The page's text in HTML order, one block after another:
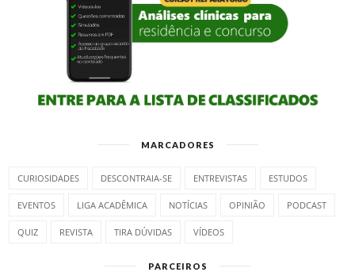
MARCADORES
CURIOSIDADES DESCONTRAIA-SE ENTREVISTAS ESTUDOS
EVENTOS LIGA ACADÊMICA NOTÍCIAS OPINIÃO PODCAST
QUIZ REVISTA TIRA DÚVIDAS VÍDEOS
PARCEIROS